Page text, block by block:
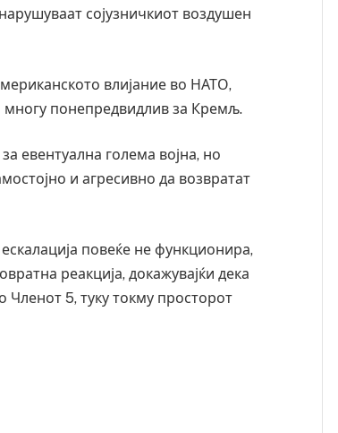
сојузничкиот воздушен
влијание во НАТО,
многу понепредвидлив за Кремљ.
евентуална голема војна, но
и агресивно да возвратат
повеќе не функционира,
реакција, докажувајќи дека
Членот 5, туку токму просторот